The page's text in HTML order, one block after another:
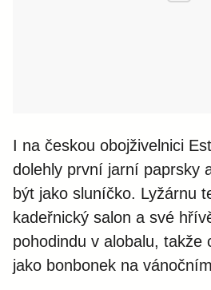
I na českou obojživelnici
dolehly první jarní paprsky
být jako sluníčko. Lyžárnu
kadeřnický salon a své
pohodindu v alobalu, takže
jako bonbonek na